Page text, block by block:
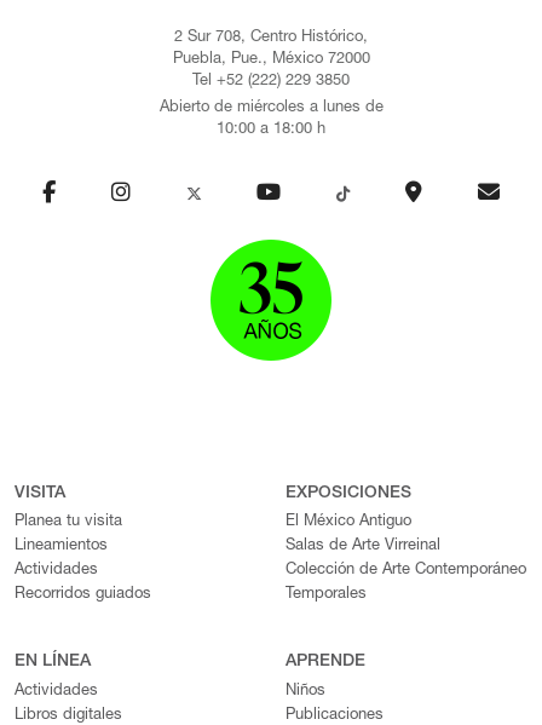
2 Sur 708, Centro Histórico,
Puebla, Pue., México 72000
Tel +52 (222) 229 3850
Abierto de miércoles a lunes de
10:00 a 18:00 h
VISITA
Planea tu visita
Lineamientos
Actividades
Recorridos guiados
EXPOSICIONES
El México Antiguo
Salas de Arte Virreinal
Colección de Arte Contemporáneo
Temporales
EN LÍNEA
Actividades
Libros digitales
APRENDE
Niños
Publicaciones